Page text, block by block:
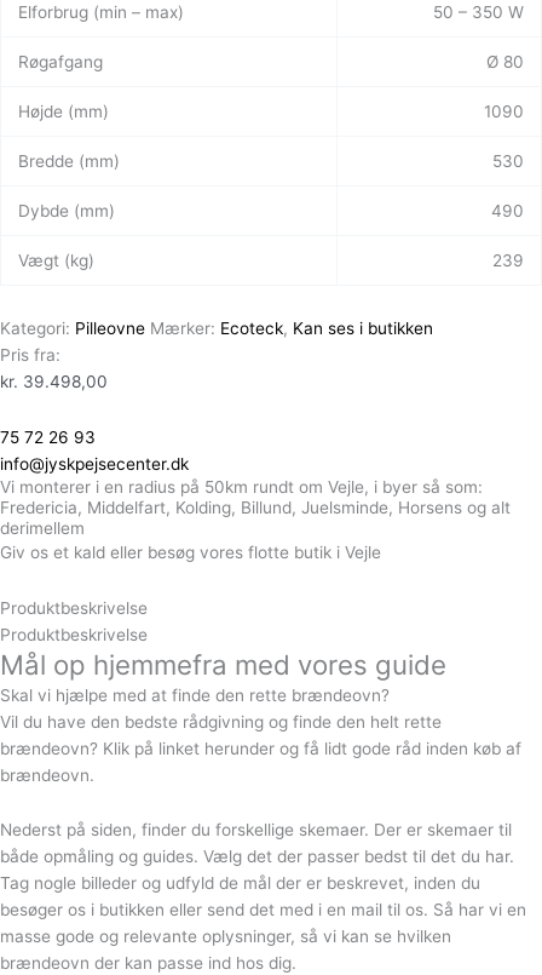
Elforbrug (min – max) 50 – 350 W
Røgafgang Ø 80
Højde (mm) 1090
Bredde (mm) 530
Dybde (mm) 490
Vægt (kg) 239
Kategori: Pilleovne Mærker: Ecoteck, Kan ses i butikken
Pris fra:
kr. 39.498,00
75 72 26 93
info@jyskpejsecenter.dk
Vi monterer i en radius på 50km rundt om Vejle, i byer så som:
Fredericia, Middelfart, Kolding, Billund, Juelsminde, Horsens og alt
derimellem
Giv os et kald eller besøg vores flotte butik i Vejle
Produktbeskrivelse
Produktbeskrivelse
Mål op hjemmefra med vores guide
Skal vi hjælpe med at finde den rette brændeovn?
Vil du have den bedste rådgivning og finde den helt rette
brændeovn? Klik på linket herunder og få lidt gode råd inden køb af
brændeovn.
Nederst på siden, finder du forskellige skemaer. Der er skemaer til
både opmåling og guides. Vælg det der passer bedst til det du har.
Tag nogle billeder og udfyld de mål der er beskrevet, inden du
besøger os i butikken eller send det med i en mail til os. Så har vi en
masse gode og relevante oplysninger, så vi kan se hvilken
brændeovn der kan passe ind hos dig.